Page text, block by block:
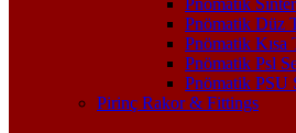
Pnömatik
Pnömatik Düz
Pnömatik Kısa
Pnömatik Psl
Pnömatik PSU
Pirinç Rakor & Fittings